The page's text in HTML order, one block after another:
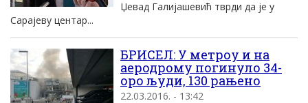
Џевад Галијашевић тврди да је у
Сарајеву центар...
БРИСЕЛ: У метроу и на
аеродрому погинуло 34-
оро људи, 130 рањено
22.03.2016. - 13:42